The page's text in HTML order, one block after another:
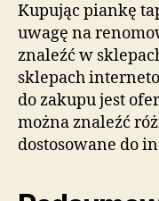
Kupując piankę
uwagę na
znaleźć w
sklepach
do zakupu jest
można znaleźć
dostosowane do